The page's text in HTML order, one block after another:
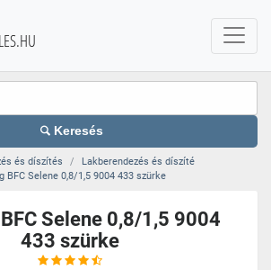
Keresés
és díszítés
Lakberendezés és díszíté
BFC Selene 0,8/1,5 9004 433 szürke
Selene 0,8/1,5 9004
433 szürke